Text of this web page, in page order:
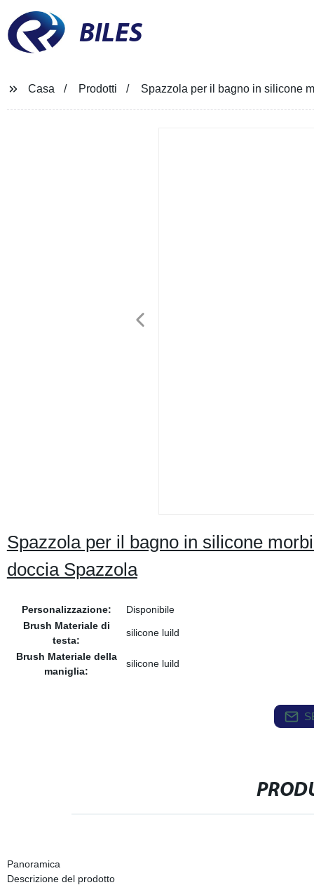
BILES
Casa Prodotti Spazzola per il bagno in silicone
Spazzola per il bagno in silicone
doccia Spazzola
Personalizzazione:
Disponibile
Brush Materiale di
testa:
silicone luild
Brush Materiale della
maniglia:
silicone luild
Panoramica
Descrizione del prodotto